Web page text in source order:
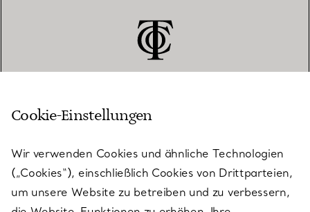
KUNDENSERVICE
SERVICES
Cookie-Einstellungen
Wir verwenden Cookies und ähnliche Technologien
(„Cookies“), einschließlich Cookies von Drittparteien,
um unsere Website zu betreiben und zu verbessern,